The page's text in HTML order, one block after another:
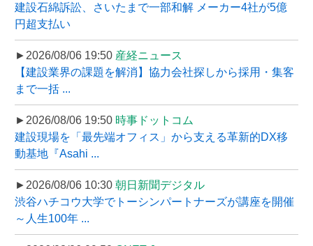
建設石綿訴訟、さいたまで一部和解 メーカー4社が5億
円超支払い
►2026/08/06 19:50 産経ニュース
【建設業界の課題を解消】協力会社探しから採用・集客
まで一括 ...
►2026/08/06 19:50 時事ドットコム
建設現場を「最先端オフィス」から支える革新的DX移
動基地『Asahi ...
►2026/08/06 10:30 朝日新聞デジタル
渋谷ハチコウ大学でトーシンパートナーズが講座を開催
～人生100年 ...